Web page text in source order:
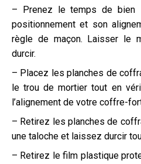
– Prenez le temps de bien
positionnement et son
règle de maçon. Laisser le
durcir.
– Placez les planches de
le trou de mortier tout en
l’alignement de votre coffre-
– Retirez les planches de
une taloche et laissez durcir
– Retirez le film plastique